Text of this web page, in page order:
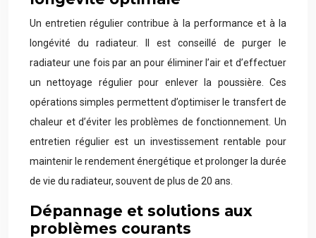
Un entretien régulier contribue à la performance et à la
longévité du radiateur. Il est conseillé de purger le
radiateur une fois par an pour éliminer l’air et d’effectuer
un nettoyage régulier pour enlever la poussière. Ces
opérations simples permettent d’optimiser le transfert de
chaleur et d’éviter les problèmes de fonctionnement. Un
entretien régulier est un investissement rentable pour
maintenir le rendement énergétique et prolonger la durée
de vie du radiateur, souvent de plus de 20 ans.
Dépannage et solutions aux
problèmes courants